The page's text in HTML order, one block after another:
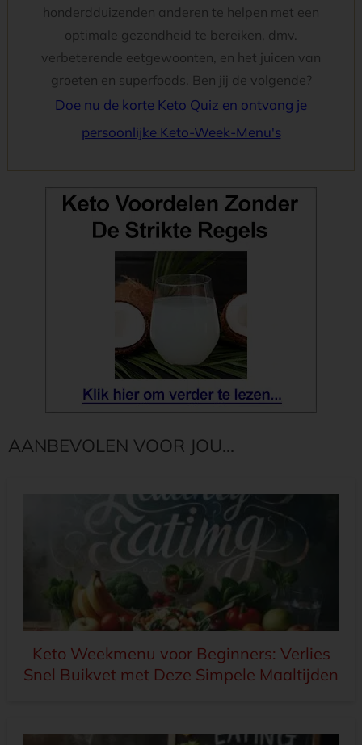
honderdduizenden anderen te helpen met een
optimale gezondheid te bereiken, dmv.
verbeterende eetgewoonten, en het juicen van
groeten en superfoods. Ben jij de volgende?
Doe nu de korte Keto Quiz en ontvang je
persoonlijke Keto-Week-Menu's
AANBEVOLEN VOOR JOU...
Keto Weekmenu voor Beginners: Verlies
Snel Buikvet met Deze Simpele Maaltijden